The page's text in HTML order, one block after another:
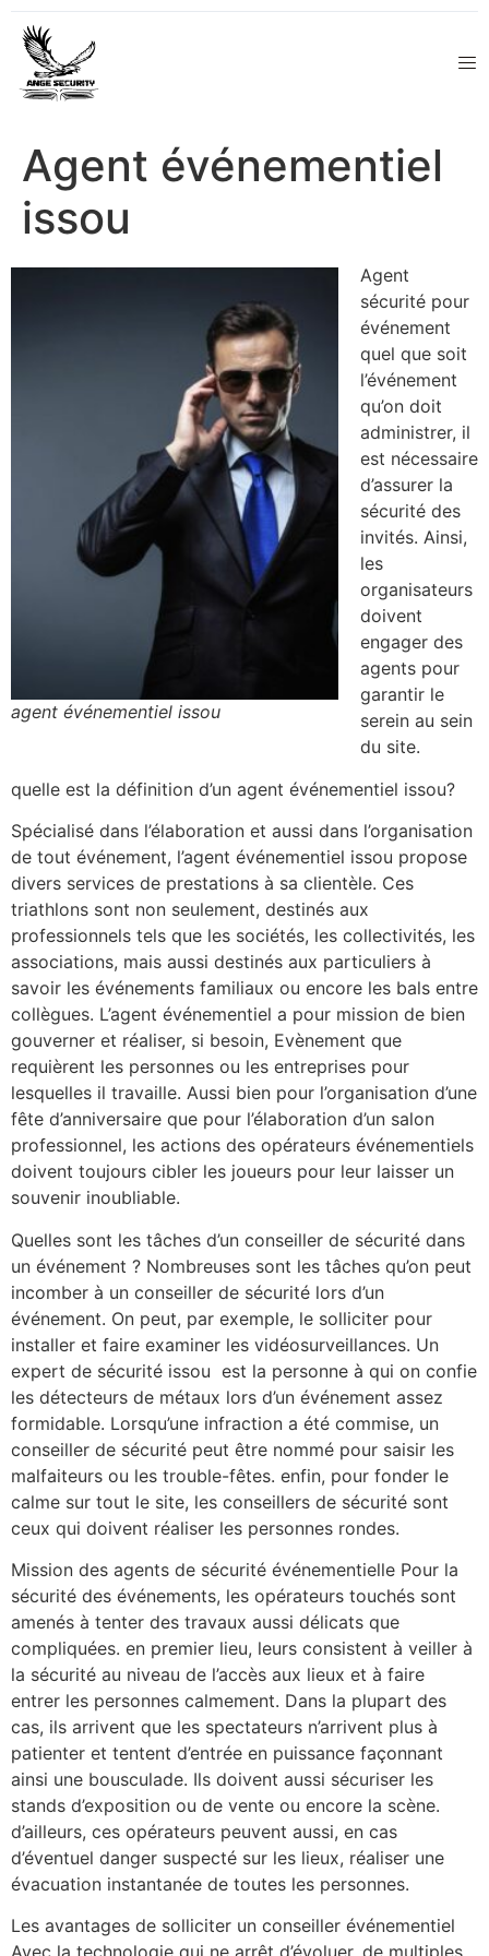
Agent événementiel
issou
agent événementiel issou
Agent
sécurité pour
événement
quel que soit
l’événement
qu’on doit
administrer, il
est nécessaire
d’assurer la
sécurité des
invités. Ainsi,
les
organisateurs
doivent
engager des
agents pour
garantir le
serein au sein
du site.
quelle est la définition d’un agent événementiel issou?
Spécialisé dans l’élaboration et aussi dans l’organisation
de tout événement, l’agent événementiel issou propose
divers services de prestations à sa clientèle. Ces
triathlons sont non seulement, destinés aux
professionnels tels que les sociétés, les collectivités, les
associations, mais aussi destinés aux particuliers à
savoir les événements familiaux ou encore les bals entre
collègues. L’agent événementiel a pour mission de bien
gouverner et réaliser, si besoin, Evènement que
requièrent les personnes ou les entreprises pour
lesquelles il travaille. Aussi bien pour l’organisation d’une
fête d’anniversaire que pour l’élaboration d’un salon
professionnel, les actions des opérateurs événementiels
doivent toujours cibler les joueurs pour leur laisser un
souvenir inoubliable.
Quelles sont les tâches d’un conseiller de sécurité dans
un événement ? Nombreuses sont les tâches qu’on peut
incomber à un conseiller de sécurité lors d’un
événement. On peut, par exemple, le solliciter pour
installer et faire examiner les vidéosurveillances. Un
expert de sécurité issou est la personne à qui on confie
les détecteurs de métaux lors d’un événement assez
formidable. Lorsqu’une infraction a été commise, un
conseiller de sécurité peut être nommé pour saisir les
malfaiteurs ou les trouble-fêtes. enfin, pour fonder le
calme sur tout le site, les conseillers de sécurité sont
ceux qui doivent réaliser les personnes rondes.
Mission des agents de sécurité événementielle Pour la
sécurité des événements, les opérateurs touchés sont
amenés à tenter des travaux aussi délicats que
compliquées. en premier lieu, leurs consistent à veiller à
la sécurité au niveau de l’accès aux lieux et à faire
entrer les personnes calmement. Dans la plupart des
cas, ils arrivent que les spectateurs n’arrivent plus à
patienter et tentent d’entrée en puissance façonnant
ainsi une bousculade. Ils doivent aussi sécuriser les
stands d’exposition ou de vente ou encore la scène.
d’ailleurs, ces opérateurs peuvent aussi, en cas
d’éventuel danger suspecté sur les lieux, réaliser une
évacuation instantanée de toutes les personnes.
Les avantages de solliciter un conseiller événementiel